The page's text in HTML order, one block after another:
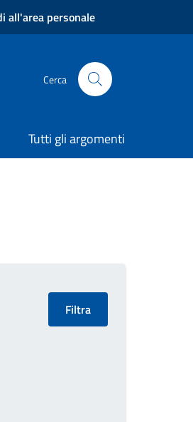
all'area personale
Cerca
Tutti gli argomenti